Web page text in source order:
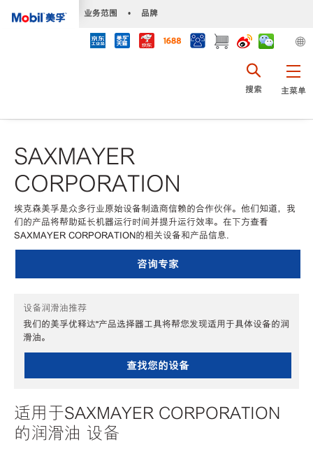
业务范围 • 品牌
主菜单
搜索
SAXMAYER
CORPORATION
埃克森美孚是众多行业原始设备制造商信赖的合作伙伴。他们知道，我
们的产品将帮助延长机器运行时间并提升运行效率。在下方查看
SAXMAYER CORPORATION的相关设备和产品信息.
咨询专家
设备润滑油推荐
我们的美孚优释达℠产品选择器工具将帮您发现适用于具体设备的润
滑油。
查找您的设备
适用于SAXMAYER CORPORATION
的润滑油 设备